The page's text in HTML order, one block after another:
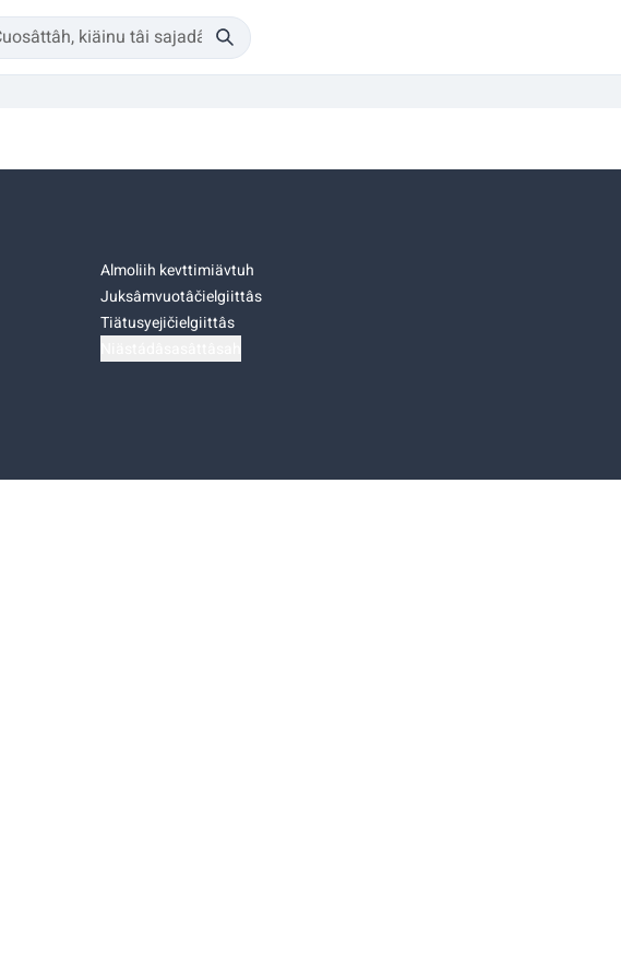
Almoliih kevttimiävtuh
Juksâmvuotâčielgiittâs
Tiätusyejičielgiittâs